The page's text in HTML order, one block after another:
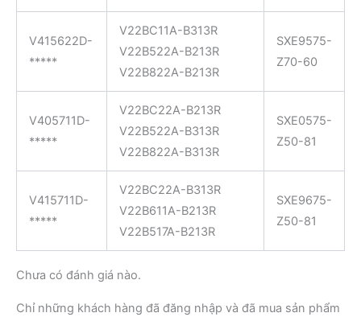
V415622D-
*****
V22BC11A-B313R
V22B522A-B213R
V22B822A-B213R
SXE9575-
Z70-60
V405711D-
*****
V22BC22A-B213R
V22B522A-B313R
V22B822A-B313R
SXE0575-
Z50-81
V415711D-
*****
V22BC22A-B313R
V22B611A-B213R
V22B517A-B213R
SXE9675-
Z50-81
Chưa có đánh giá nào.
Chỉ những khách hàng đã đăng nhập và đã mua sản phẩm